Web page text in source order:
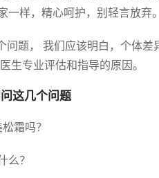
一样，精心呵护，别轻言放弃。
问题， 我们应该明白，个体
生专业评估和指导的原因。
这几个问题
霜吗？
么？